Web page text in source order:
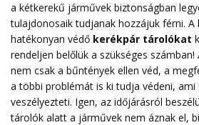
a kétkerekű járművek biztonságban
tulajdonosaik tudjanak hozzájuk férni. A
hatékonyan védő kerékpár tárolókat
rendeljen belőlük a szükséges
nem csak a bűntények ellen véd, a
a többi problémát is ki tudja védeni,
veszélyezteti. Igen, az időjárásról
tárolók alatt a járművek nem áznak el,